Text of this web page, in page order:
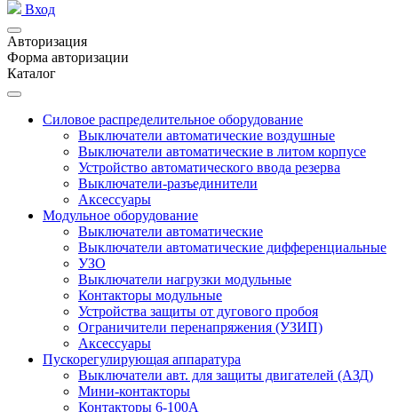
Вход
Авторизация
Форма авторизации
Каталог
Силовое распределительное оборудование
Выключатели автоматические воздушные
Выключатели автоматические в литом корпусе
Устройство автоматического ввода резерва
Выключатели-разъединители
Аксессуары
Модульное оборудование
Выключатели автоматические
Выключатели автоматические дифференциальные
УЗО
Выключатели нагрузки модульные
Контакторы модульные
Устройства защиты от дугового пробоя
Ограничители перенапряжения (УЗИП)
Аксессуары
Пускорегулирующая аппаратура
Выключатели авт. для защиты двигателей (АЗД)
Мини-контакторы
Контакторы 6-100А